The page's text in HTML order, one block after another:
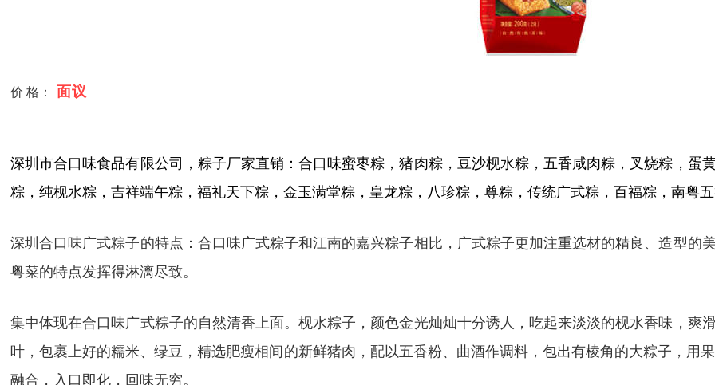
价 格： 面议
深圳市合口味食品有限公司，粽子厂家直销：合口味蜜枣粽，猪肉粽，豆沙枧水粽，五香咸肉粽，叉烧粽，蛋
粽，纯枧水粽，吉祥端午粽，福礼天下粽，金玉满堂粽，皇龙粽， 八珍粽，尊粽， 传统广式粽，百福粽，南粤
深圳合口味广式粽子的特点：合口味广式粽子和江南的嘉兴粽子相比，广式粽子更加注重选材的精良、造型的
粤菜的特点发挥得淋漓尽致。
集中体现在合口味广式粽子的自然清香上面。枧水粽子，颜色金光灿灿十分诱人，吃起来淡淡的枧水香味，爽
叶，包裹上好的糯米、绿豆，精选肥瘦相间的新鲜猪肉，配以五香粉、曲酒作调料，包出有棱角的大粽子，用
融合，入口即化，回味无穷。